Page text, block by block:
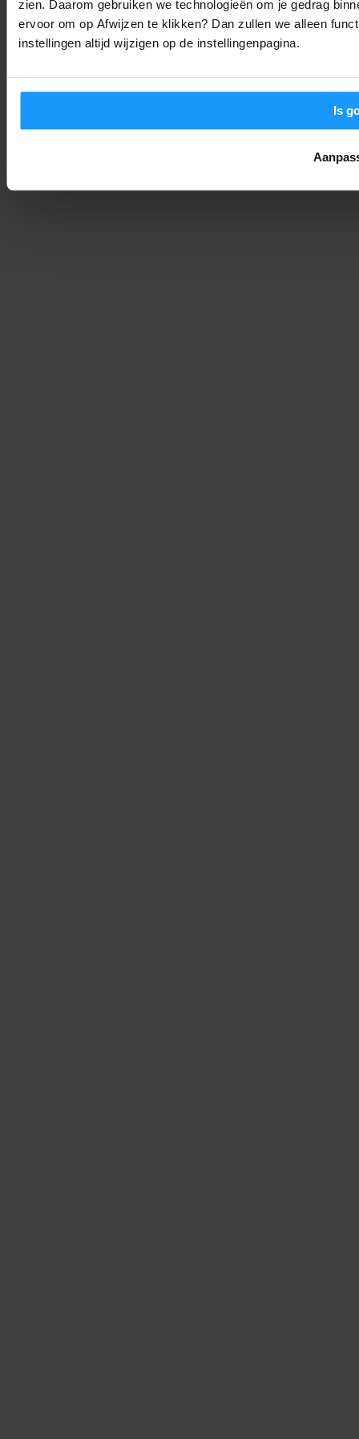
zien. Daarom gebruiken we technologieën om je gedrag
ervoor om op Afwijzen te klikken? Dan zullen we alleen
instellingen altijd wijzigen op de instellingenpagina.
Is
Home Assistant 2026.8 is uit: Dit zijn de belangrijkste
veranderingen
Smart Home Nieuws Joshua - 6. augustus 2026